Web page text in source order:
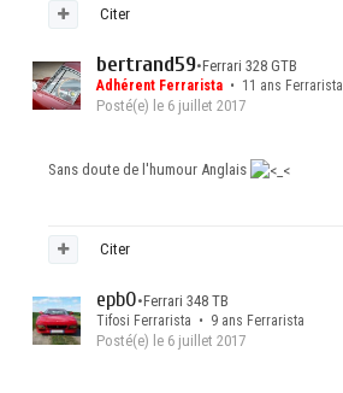
Citer
bertrand59•Ferrari 328 GTB
Adhérent Ferrarista • 11 ans Ferrarista
Posté(e) le 6 juillet 2017
Sans doute de l'humour Anglais
Citer
epb0•Ferrari 348 TB
Tifosi Ferrarista • 9 ans Ferrarista
Posté(e) le 6 juillet 2017